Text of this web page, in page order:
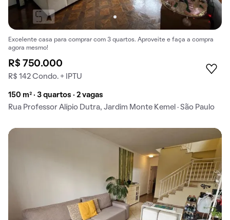
Excelente casa para comprar com 3 quartos. Aproveite e faça a compra
agora mesmo!
R$ 750.000
R$ 142 Condo. + IPTU
150 m² · 3 quartos · 2 vagas
Rua Professor Alípio Dutra, Jardim Monte Kemel · São Paulo